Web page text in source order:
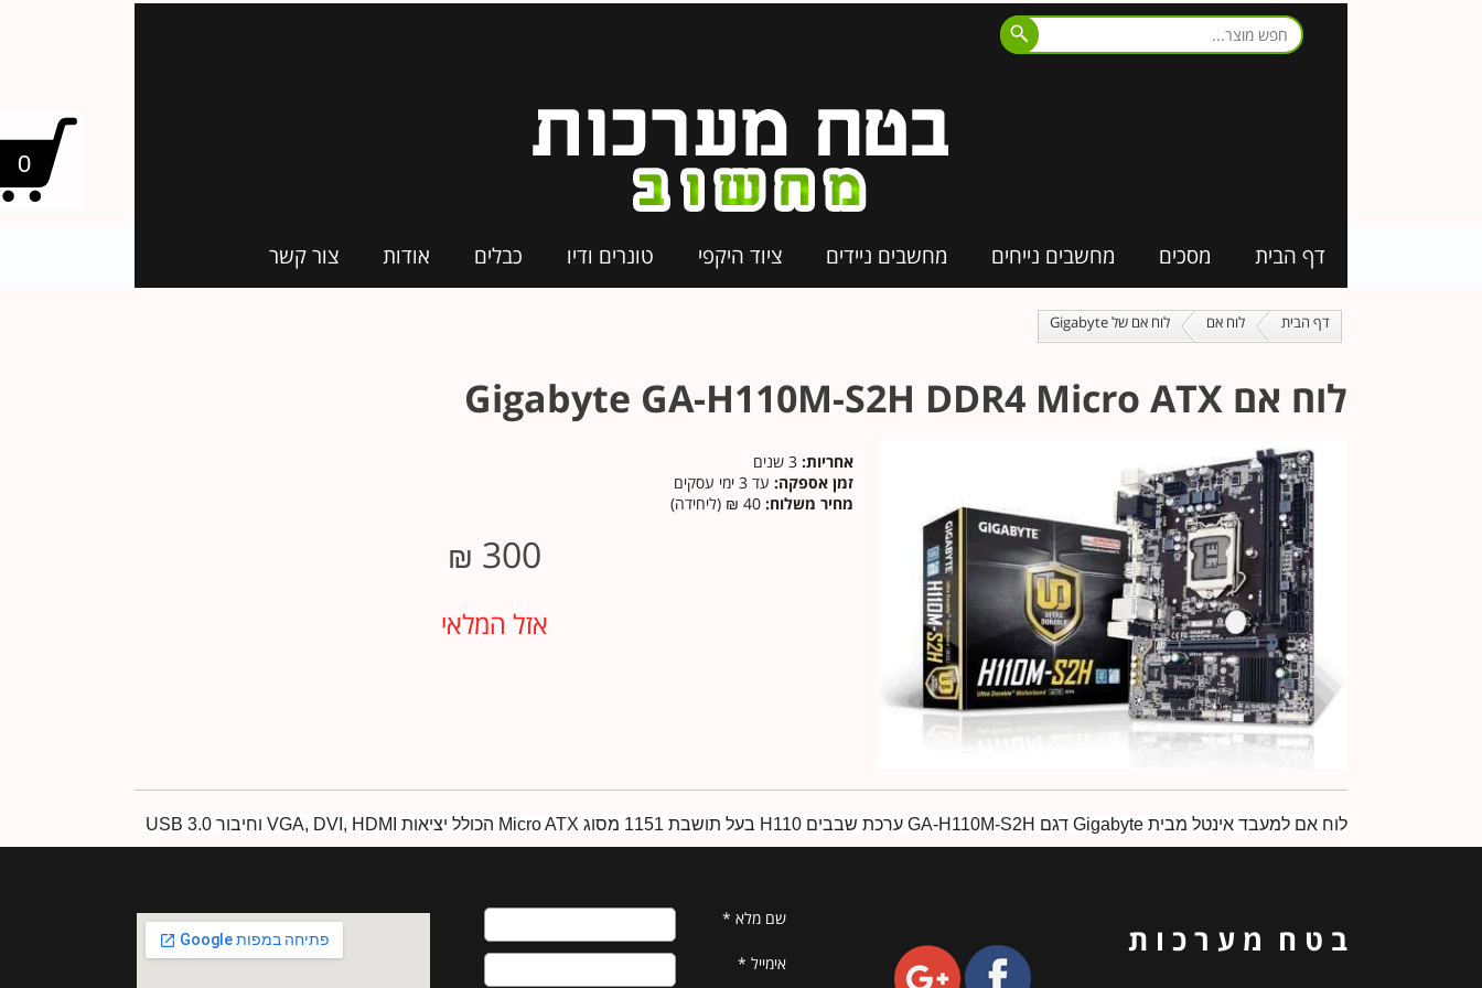
דף הבית מסכים מחשבים נייחים מחשבים ניידים ציוד היקפי טונרים ודיו כבלים אודות צור קשר
דף הבית לוח אם לוח אם של Gigabyte
לוח אם Gigabyte GA-H110M-S2H DDR4 Micro ATX
אחריות: 3 שנים
זמן אספקה: עד 3 ימי עסקים
מחיר משלוח: 40 ₪ (ליחידה)
300
₪
אזל המלאי
לוח אם למעבד אינטל מבית Gigabyte דגם GA-H110M-S2H ערכת שבבים H110 בעל תושבת 1151 מסוג Micro ATX הכולל יציאות VGA, DVI, HDMI וחיבור USB 3.0
ב ט ח מ ע ר כ ו ת
שם מלא*
אימייל*
0